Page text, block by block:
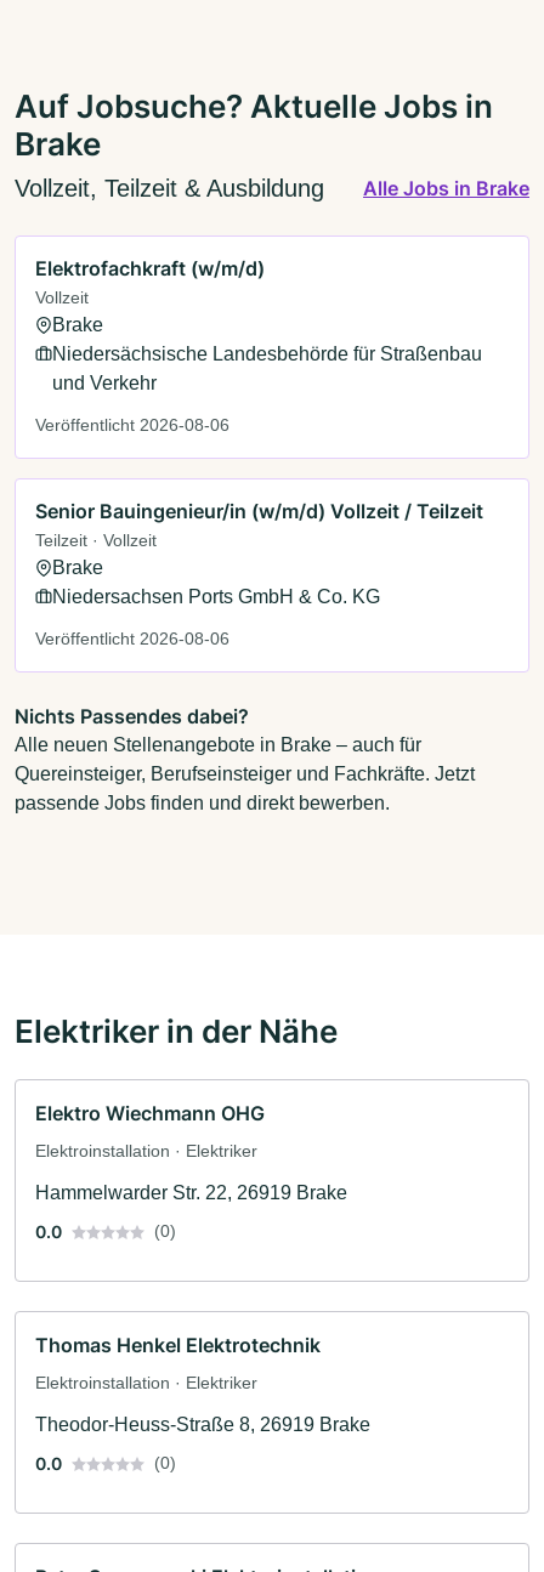
Auf Jobsuche? Aktuelle Jobs in
Brake
Vollzeit, Teilzeit & Ausbildung Alle Jobs in Brake
Elektrofachkraft (w/m/d)
Vollzeit
Brake
Niedersächsische Landesbehörde für Straßenbau
und Verkehr
Veröffentlicht 2026-08-06
Senior Bauingenieur/in (w/m/d) Vollzeit / Teilzeit
Teilzeit · Vollzeit
Brake
Niedersachsen Ports GmbH & Co. KG
Veröffentlicht 2026-08-06
Nichts Passendes dabei?
Alle neuen Stellenangebote in Brake – auch für
Quereinsteiger, Berufseinsteiger und Fachkräfte. Jetzt
passende Jobs finden und direkt bewerben.
Elektriker in der Nähe
Elektro Wiechmann OHG
Elektroinstallation · Elektriker
Hammelwarder Str. 22, 26919 Brake
0.0
(0)
Thomas Henkel Elektrotechnik
Elektroinstallation · Elektriker
Theodor-Heuss-Straße 8, 26919 Brake
0.0
(0)